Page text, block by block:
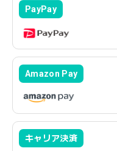
PayPay
Amazon Pay
キャリア決済